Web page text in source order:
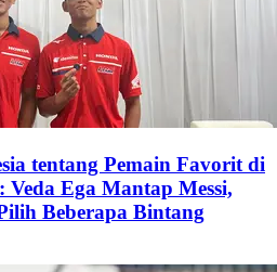
tentang Pemain Favorit di
Veda Ega Mantap Messi,
Beberapa Bintang